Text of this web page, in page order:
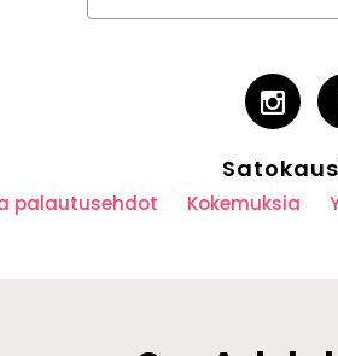
palautusehdot Kokemuksia